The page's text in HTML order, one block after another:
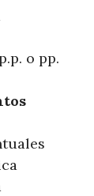
o pp.